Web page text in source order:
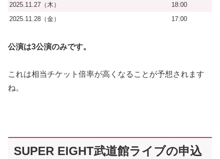
2025.11.27（木）
18:00
2025.11.28（金）
17:00
公演は3公演のみです。
これは相当チケット倍率が高くなることが予想されます
ね。
SUPER EIGHT武道館ライブの申込